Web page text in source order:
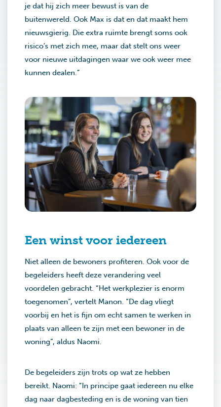
je dat hij zich meer bewust is van de
buitenwereld. Ook Max is dat en dat maakt hem
nieuwsgierig. Die extra ruimte brengt soms ook
risico’s met zich mee, maar dat stelt ons weer
voor nieuwe uitdagingen waar we ook weer mee
kunnen dealen.”
Een winst voor iedereen
Niet alleen de bewoners profiteren. Ook voor de
begeleiders heeft deze verandering veel
voordelen gebracht. “Het werkplezier is enorm
toegenomen”, vertelt Manon. “De dag vliegt
voorbij en het is fijn om echt samen te werken in
plaats van alleen te zijn met een bewoner in de
woning”, aldus Naomi.
De begeleiders zijn trots op wat ze hebben
bereikt. Naomi: “In principe gaat iedereen nu elke
dag naar dagbesteding en is de woning van tien